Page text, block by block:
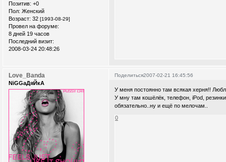
Позитив: +0
Пол: Женский
Возраст: 32 [1993-08-29]
Провел на форуме:
8 дней 19 часов
Последний визит:
2008-03-24 20:48:26
Поделиться2007-02-21 16:45:56
Love_Banda
NiGGaДяЙкА
У меня постоянно там всякая херня!!
У мну там кошёлёк, телефон, iPod,
обязательно..ну и ещё по мелочам..
0